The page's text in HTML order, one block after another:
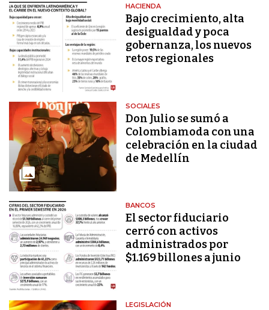
HACIENDA
Bajo crecimiento, alta
desigualdad y poca
gobernanza, los nuevos
retos regionales
SOCIALES
Don Julio se sumó a
Colombiamoda con una
celebración en la ciudad
de Medellín
BANCOS
El sector fiduciario
cerró con activos
administrados por
$1.169 billones a junio
LEGISLACIÓN